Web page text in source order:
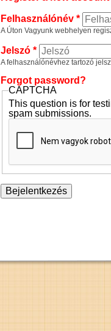
Felhasználónév *
A Úton Vagyunk webhelyen
Jelszó *
A felhasználónévhez tartozó
Forgot password?
CAPTCHA
This question is for
spam submissions.